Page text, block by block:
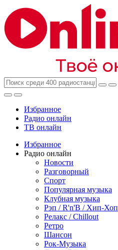
Избранное
Радио онлайн
ТВ онлайн
Избранное
Радио онлайн
Новости
Разговорный
Спорт
Популярная музыка
Клубная музыка
Рэп / R'n'B / Хип-Хоп
Релакс / Chillout
Ретро
Шансон
Рок-Музыка